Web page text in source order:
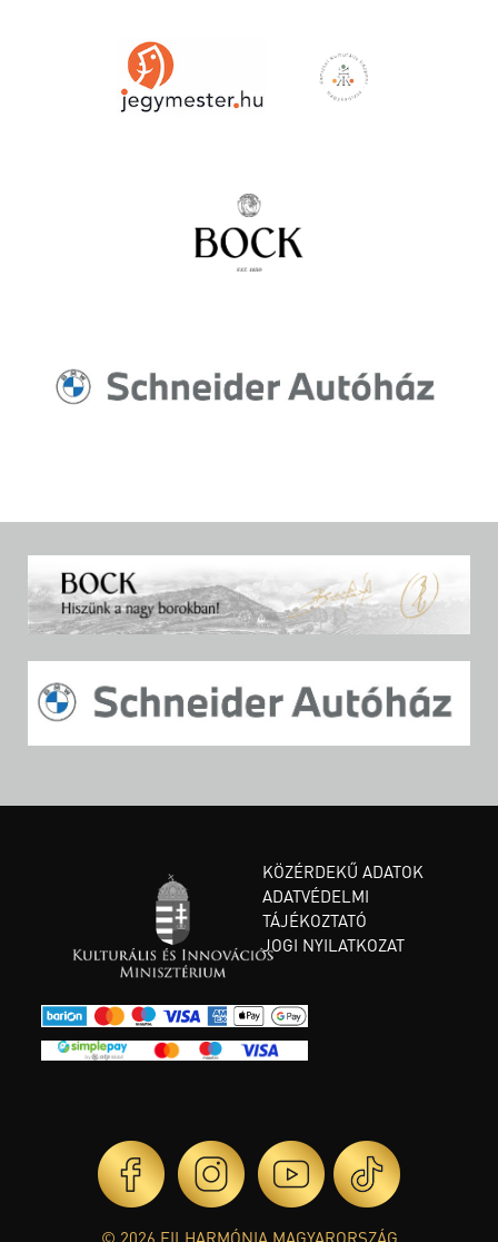
KÖZÉRDEKŰ ADATOK
ADATVÉDELMI
TÁJÉKOZTATÓ
JOGI NYILATKOZAT
© 2026 FILHARMÓNIA MAGYARORSZÁG